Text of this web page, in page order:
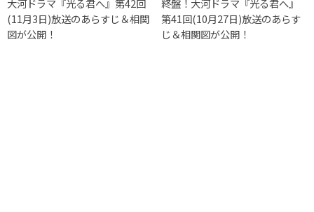
大河ドラマ『光る君へ』第42回
(11月3日)放送のあらすじ＆相関
図が公開！
終盤！大河ドラマ『光る君へ』
第41回(10月27日)放送のあらす
じ＆相関図が公開！